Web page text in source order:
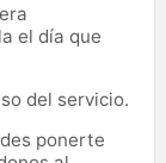
el día que
del servicio.
ponerte